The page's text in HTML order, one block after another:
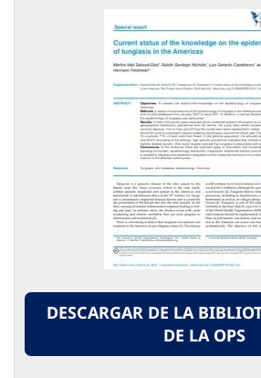
DESCARGAR DE LA
DE LA OPS